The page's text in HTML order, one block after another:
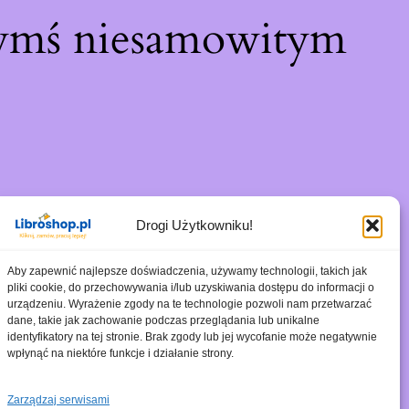
Drogi Użytkowniku!
Aby zapewnić najlepsze doświadczenia, używamy technologii, takich jak
pliki cookie, do przechowywania i/lub uzyskiwania dostępu do informacji o
urządzeniu. Wyrażenie zgody na te technologie pozwoli nam przetwarzać
dane, takie jak zachowanie podczas przeglądania lub unikalne
identyfikatory na tej stronie. Brak zgody lub jej wycofanie może negatywnie
wpłynąć na niektóre funkcje i działanie strony.
Zarządzaj serwisami
niesamowitym